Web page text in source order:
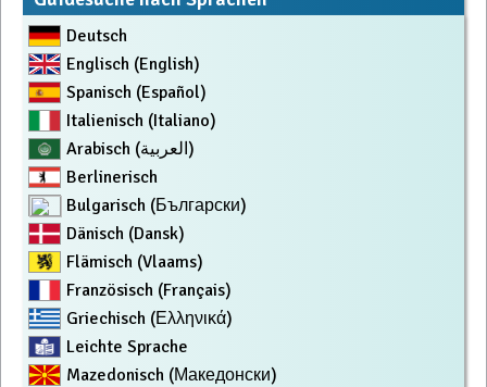
Deutsch
Englisch (English)
Spanisch (Español)
Italienisch (Italiano)
Arabisch (العربية)
Berlinerisch
Bulgarisch (Български)
Dänisch (Dansk)
Flämisch (Vlaams)
Französisch (Français)
Griechisch (Ελληνικά)
Leichte Sprache
Mazedonisch (Македонски)